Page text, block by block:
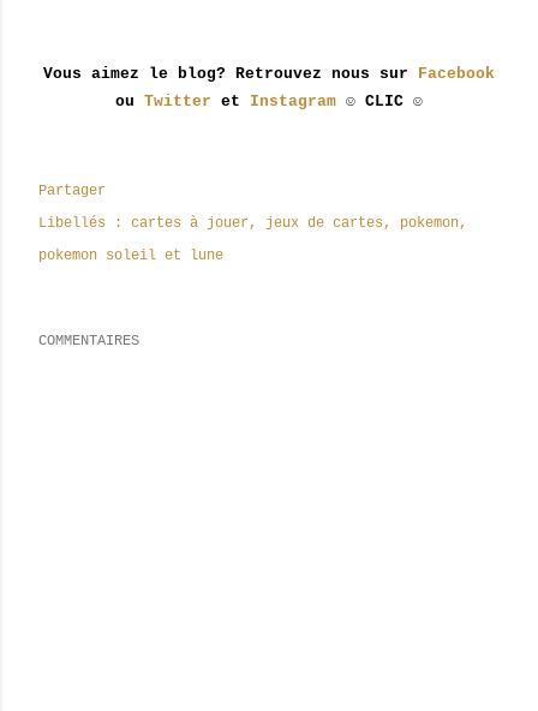
Vous aimez le blog? Retrouvez nous sur Facebook
ou Twitter et Instagram ☺ CLIC ☺
Partager
Libellés :
cartes à jouer jeux de cartes
pokemon
pokemon soleil et lune
COMMENTAIRES